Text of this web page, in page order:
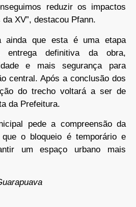
reduzir os impactos
XV”, destacou Pfann.
ainda que esta é uma etapa
entrega definitiva da obra,
e mais segurança para
central. Após a conclusão dos
do trecho voltará a ser de
da Prefeitura.
pede a compreensão da
o bloqueio é temporário e
um espaço urbano mais